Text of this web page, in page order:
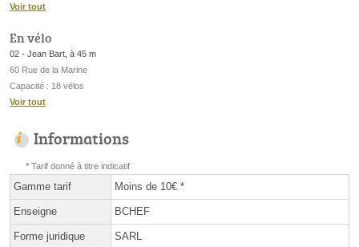
Voir tout
En vélo
02 - Jean Bart, à 45 m
60 Rue de la Marine
Capacité : 18 vélos
Voir tout
Informations
* Tarif donné à titre indicatif
Gamme tarif Moins de 10€ *
Enseigne BCHEF
Forme juridique SARL